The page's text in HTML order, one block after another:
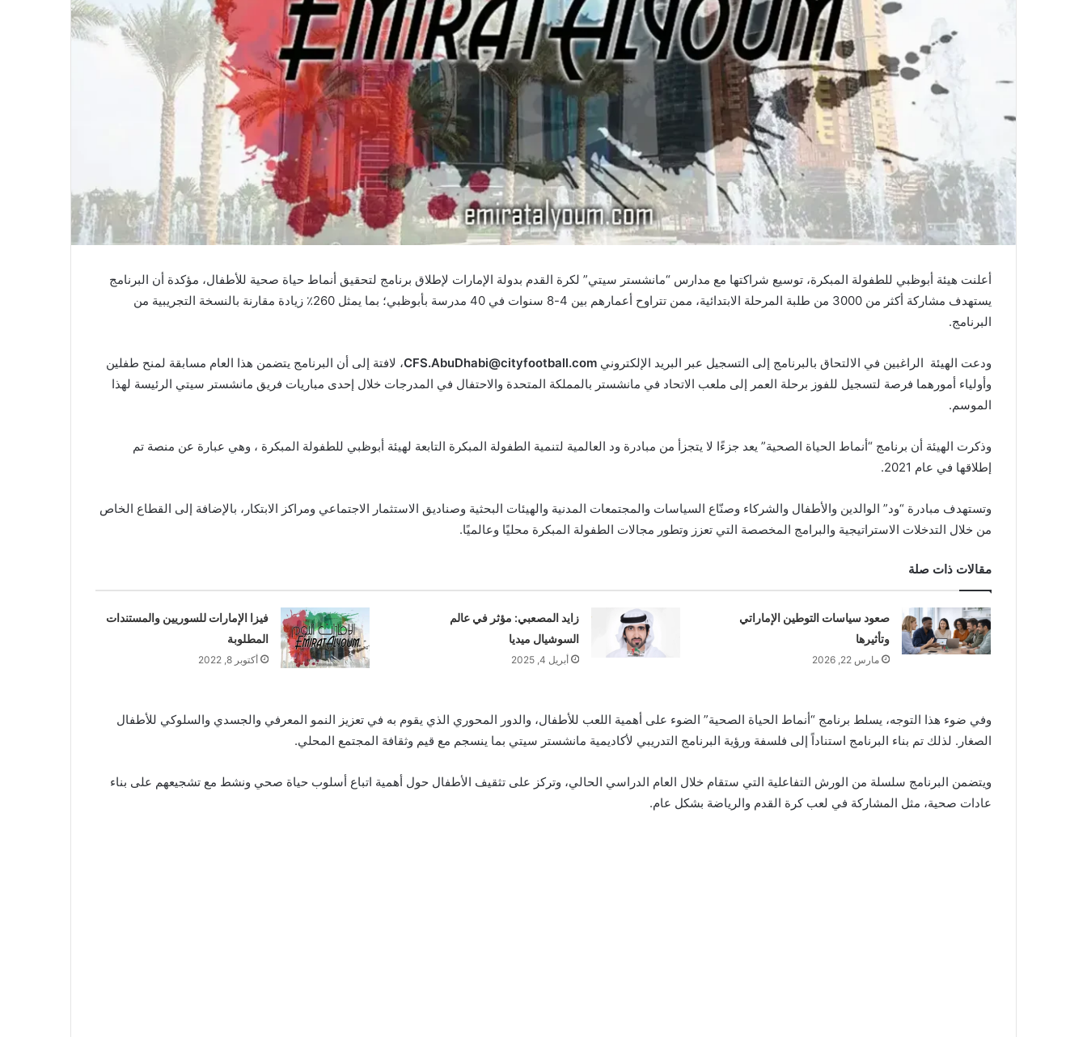
أعلنت هيئة أبوظبي للطفولة المبكرة، توسيع شراكتها مع مدارس “مانشستر سيتي” لكرة القدم بدولة الإمارات لإطلاق برنامج لتحقيق أنماط حياة صحية للأطفال، مؤكدة أن البرنامج
يستهدف مشاركة أكثر من 3000 من طلبة المرحلة الابتدائية، ممن تتراوح أعمارهم بين 4-8 سنوات في 40 مدرسة بأبوظبي؛ بما يمثل 260٪ زيادة مقارنة بالنسخة التجريبية من
البرنامج.
ودعت الهيئة الراغبين في الالتحاق بالبرنامج إلى التسجيل عبر البريد الإلكتروني CFS.AbuDhabi@cityfootball.com، لافتة إلى أن البرنامج يتضمن هذا العام مسابقة لمنح طفلين
وأولياء أمورهما فرصة لتسجيل للفوز برحلة العمر إلى ملعب الاتحاد في مانشستر بالمملكة المتحدة والاحتفال في المدرجات خلال إحدى مباريات فريق مانشستر سيتي الرئيسة لهذا
الموسم.
وذكرت الهيئة أن برنامج “أنماط الحياة الصحية” يعد جزءًا لا يتجزأ من مبادرة ود العالمية لتنمية الطفولة المبكرة التابعة لهيئة أبوظبي للطفولة المبكرة ، وهي عبارة عن منصة تم
إطلاقها في عام 2021.
وتستهدف مبادرة “ود” الوالدين والأطفال والشركاء وصنّاع السياسات والمجتمعات المدنية والهيئات البحثية وصناديق الاستثمار الاجتماعي ومراكز الابتكار، بالإضافة إلى القطاع الخاص
من خلال التدخلات الاستراتيجية والبرامج المخصصة التي تعزز وتطور مجالات الطفولة المبكرة محليًا وعالميًا.
مقالات ذات صلة
صعود سياسات التوطين الإماراتي
وتأثيرها
مارس 22, 2026
زايد المصعبي: مؤثر في عالم
السوشيال ميديا
أبريل 4, 2025
فيزا الإمارات للسوريين والمستندات
المطلوبة
أكتوبر 8, 2022
وفي ضوء هذا التوجه، يسلط برنامج “أنماط الحياة الصحية” الضوء على أهمية اللعب للأطفال، والدور المحوري الذي يقوم به في تعزيز النمو المعرفي والجسدي والسلوكي للأطفال
الصغار. لذلك تم بناء البرنامج استناداً إلى فلسفة ورؤية البرنامج التدريبي لأكاديمية مانشستر سيتي بما ينسجم مع قيم وثقافة المجتمع المحلي.
ويتضمن البرنامج سلسلة من الورش التفاعلية التي ستقام خلال العام الدراسي الحالي، وتركز على تثقيف الأطفال حول أهمية اتباع أسلوب حياة صحي ونشط مع تشجيعهم على بناء
عادات صحية، مثل المشاركة في لعب كرة القدم والرياضة بشكل عام.